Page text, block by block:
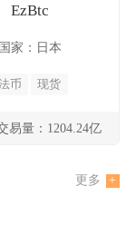
EzBtc
国家：日本
币 现货
易量：1204.24亿
更多